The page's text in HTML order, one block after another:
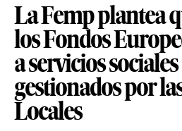
La Femp plantea
los Fondos
a servicios
gestionados por
Locales